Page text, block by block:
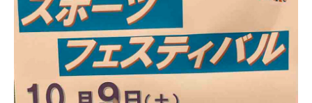
お知らせ
見学・体験申込